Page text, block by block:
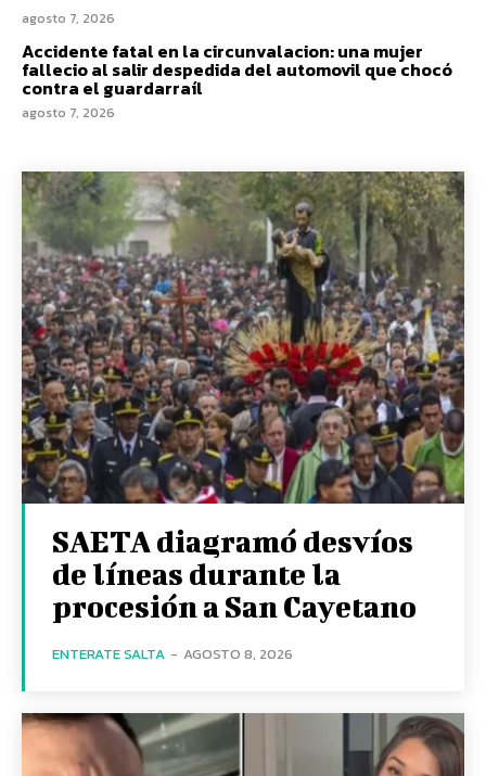
agosto 7, 2026
Accidente fatal en la circunvalacion: una mujer
fallecio al salir despedida del automovil que chocó
contra el guardarraíl
agosto 7, 2026
SAETA diagramó desvíos
de líneas durante la
procesión a San Cayetano
ENTERATE SALTA - AGOSTO 8, 2026